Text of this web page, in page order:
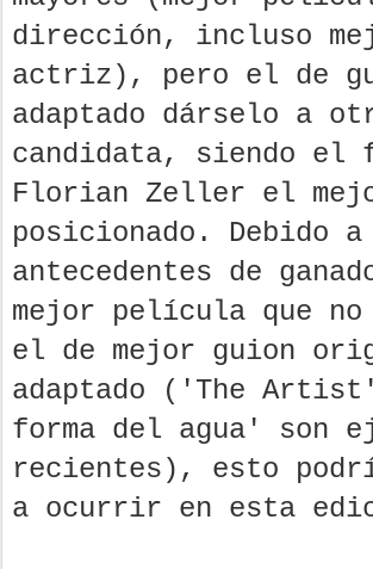
dirección, incluso
actriz), pero el de
adaptado dárselo a
candidata, siendo el
Florian Zeller el
posicionado. Debido a
antecedentes de
mejor película que
el de mejor guion
adaptado ('The
forma del agua' son
recientes), esto
a ocurrir en esta